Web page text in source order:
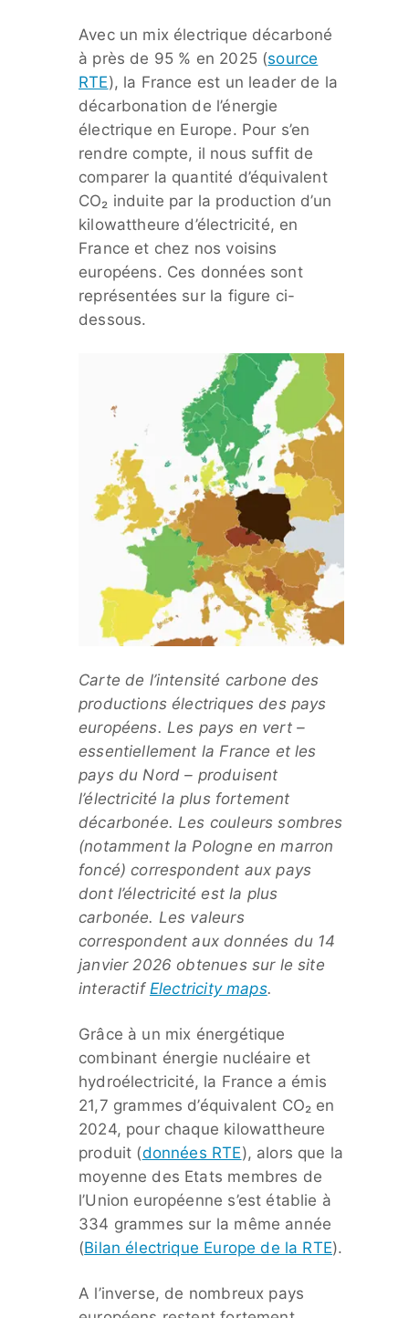
Avec un mix électrique décarboné
à près de 95 % en 2025 (source
RTE), la France est un leader de la
décarbonation de l’énergie
électrique en Europe. Pour s’en
rendre compte, il nous suffit de
comparer la quantité d’équivalent
CO₂ induite par la production d’un
kilowattheure d’électricité, en
France et chez nos voisins
européens. Ces données sont
représentées sur la figure ci-
dessous.
Carte de l’intensité carbone des
productions électriques des pays
européens. Les pays en vert –
essentiellement la France et les
pays du Nord – produisent
l’électricité la plus fortement
décarbonée. Les couleurs sombres
(notamment la Pologne en marron
foncé) correspondent aux pays
dont l’électricité est la plus
carbonée. Les valeurs
correspondent aux données du 14
janvier 2026 obtenues sur le site
interactif Electricity maps.
Grâce à un mix énergétique
combinant énergie nucléaire et
hydroélectricité, la France a émis
21,7 grammes d’équivalent CO₂ en
2024, pour chaque kilowattheure
produit (données RTE), alors que la
moyenne des Etats membres de
l’Union européenne s’est établie à
334 grammes sur la même année
(Bilan électrique Europe de la RTE).
A l’inverse, de nombreux pays